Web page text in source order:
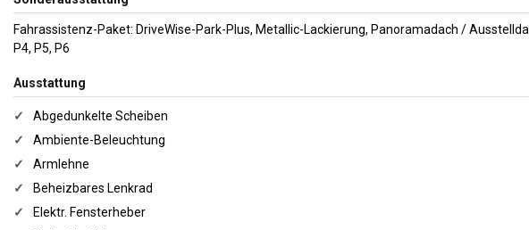
Fahrassistenz-Paket: DriveWise-Park-Plus, Metallic-Lackierung, Panoramadach /
P4, P5, P6
Ausstattung
✓
Abgedunkelte Scheiben
✓
Ambiente-Beleuchtung
✓
Armlehne
✓
Beheizbares Lenkrad
✓
Elektr. Fensterheber